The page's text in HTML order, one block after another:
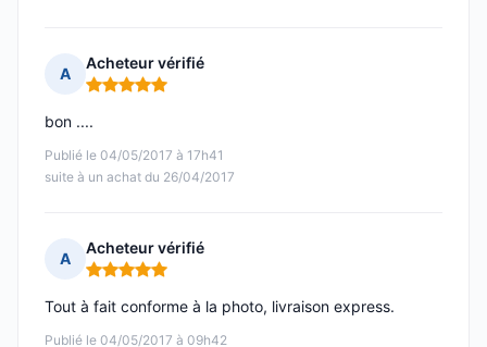
A
Acheteur vérifié
Note : 5 sur 5
Publié le 04/05/2017 à 17h41
suite à un achat du 26/04/2017
bon ....
A
Acheteur vérifié
Note : 5 sur 5
Publié le 04/05/2017 à 09h42
Tout à fait conforme à la photo, livraison express.